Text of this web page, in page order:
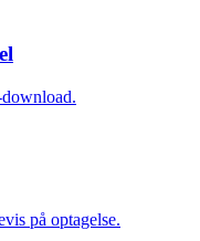
på optagelse.